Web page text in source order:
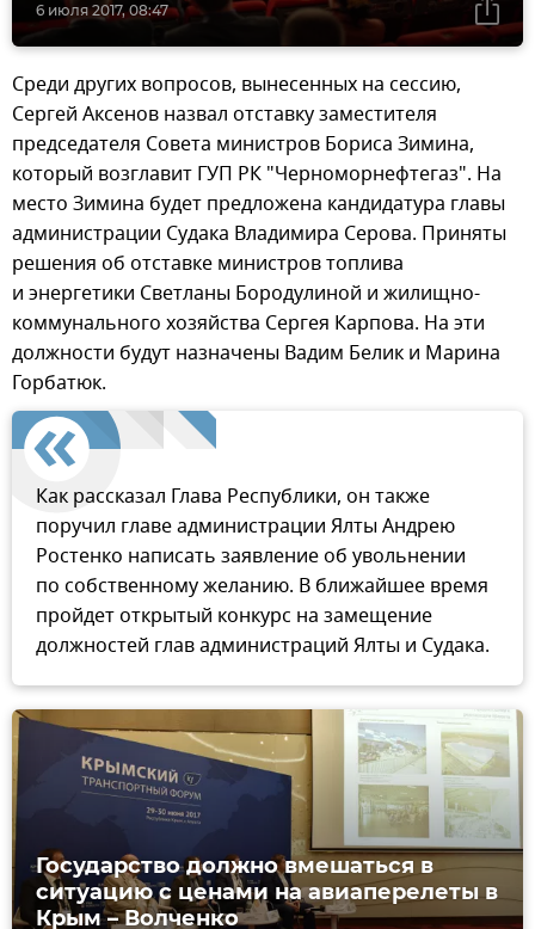
6 июля 2017, 08:47
Среди других вопросов, вынесенных на сессию,
Сергей Аксенов назвал отставку заместителя
председателя Совета министров Бориса Зимина,
который возглавит ГУП РК "Черноморнефтегаз". На
место Зимина будет предложена кандидатура главы
администрации Судака Владимира Серова. Приняты
решения об отставке министров топлива
и энергетики Светланы Бородулиной и жилищно-
коммунального хозяйства Сергея Карпова. На эти
должности будут назначены Вадим Белик и Марина
Горбатюк.
Как рассказал Глава Республики, он также
поручил главе администрации Ялты Андрею
Ростенко написать заявление об увольнении
по собственному желанию. В ближайшее время
пройдет открытый конкурс на замещение
должностей глав администраций Ялты и Судака.
Государство должно вмешаться в
ситуацию с ценами на авиаперелеты в
Крым – Волченко